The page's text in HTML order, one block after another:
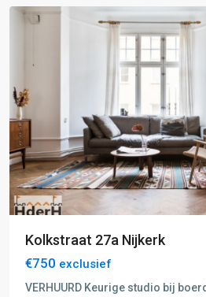
Kolkstraat 27a Nijkerk
€750 exclusief
VERHUURD Keurige studio bij
D: